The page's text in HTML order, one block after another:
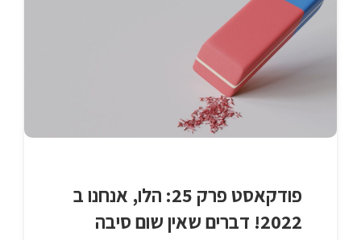
פודקאסט פרק 25: הלו, אנחנו ב
2022! דברים שאין שום סיבה